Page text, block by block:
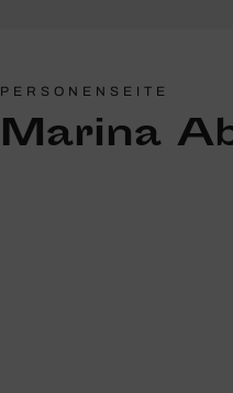
PERSONENSEITE
Marina